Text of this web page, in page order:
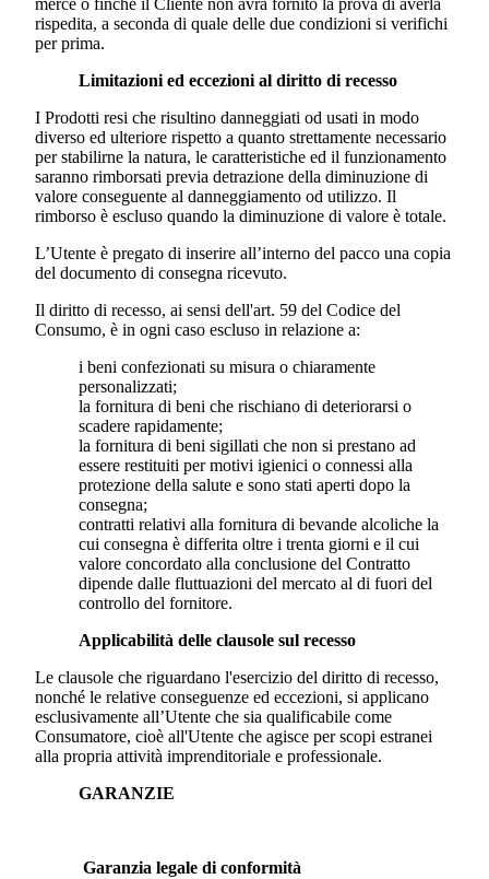
merce o finché il Cliente non avrà fornito la prova di averla
rispedita, a seconda di quale delle due condizioni si verifichi
per prima.
Limitazioni ed eccezioni al diritto di recesso
I Prodotti resi che risultino danneggiati od usati in modo
diverso ed ulteriore rispetto a quanto strettamente necessario
per stabilirne la natura, le caratteristiche ed il funzionamento
saranno rimborsati previa detrazione della diminuzione di
valore conseguente al danneggiamento od utilizzo. Il
rimborso è escluso quando la diminuzione di valore è totale.
L’Utente è pregato di inserire all’interno del pacco una copia
del documento di consegna ricevuto.
Il diritto di recesso, ai sensi dell'art. 59 del Codice del
Consumo, è in ogni caso escluso in relazione a:
i beni confezionati su misura o chiaramente
personalizzati;
la fornitura di beni che rischiano di deteriorarsi o
scadere rapidamente;
la fornitura di beni sigillati che non si prestano ad
essere restituiti per motivi igienici o connessi alla
protezione della salute e sono stati aperti dopo la
consegna;
contratti relativi alla fornitura di bevande alcoliche la
cui consegna è differita oltre i trenta giorni e il cui
valore concordato alla conclusione del Contratto
dipende dalle fluttuazioni del mercato al di fuori del
controllo del fornitore.
Applicabilità delle clausole sul recesso
Le clausole che riguardano l'esercizio del diritto di recesso,
nonché le relative conseguenze ed eccezioni, si applicano
esclusivamente all’Utente che sia qualificabile come
Consumatore, cioè all'Utente che agisce per scopi estranei
alla propria attività imprenditoriale e professionale.
GARANZIE
Garanzia legale di conformità